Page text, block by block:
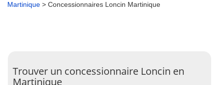
Martinique > Concessionnaires Loncin Martinique
Trouver un concessionnaire Loncin en
Martinique